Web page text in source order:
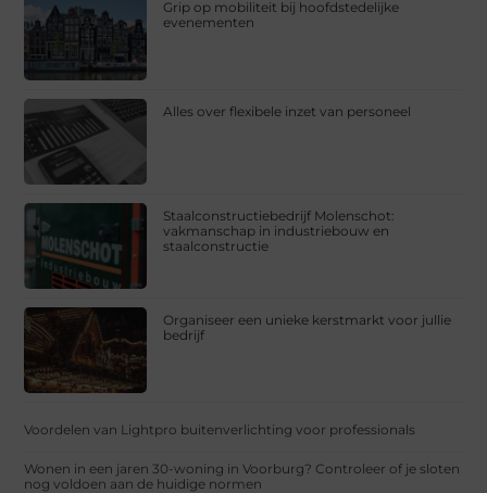
Grip op mobiliteit bij hoofdstedelijke
evenementen
Alles over flexibele inzet van personeel
Staalconstructiebedrijf Molenschot:
vakmanschap in industriebouw en
staalconstructie
Organiseer een unieke kerstmarkt voor jullie
bedrijf
Voordelen van Lightpro buitenverlichting voor professionals
Wonen in een jaren 30-woning in Voorburg? Controleer of je sloten
nog voldoen aan de huidige normen